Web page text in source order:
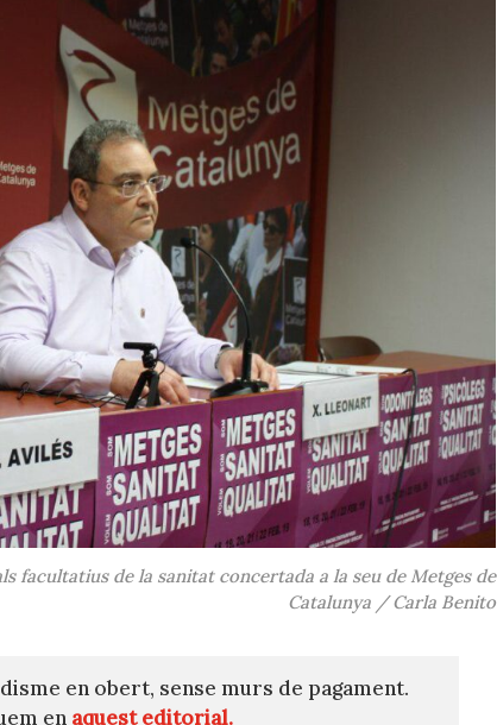
facultatius de la sanitat concertada a la seu de Metges de
Catalunya / Carla Benito
en obert, sense murs de pagament.
en aquest editorial.